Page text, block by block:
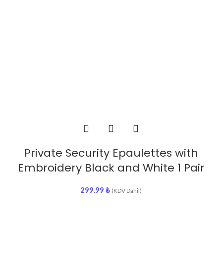
Private Security Epaulettes with
Embroidery Black and White 1 Pair
299.99 ₺ (KDV Dahil)